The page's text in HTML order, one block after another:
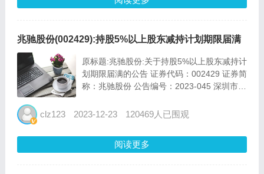
兆驰股份(002429):持股5%以上股东减持计划期限届满
原标题:兆驰股份:关于持股5%以上股东减持计
划期限届满的公告 证券代码：002429 证券简
称：兆驰股份 公告编号：2023-045 深圳市兆
划期限届满的公告 持股5%以上股东东方明珠
clz123 2023-12-23 120469人已围观
阅读更多